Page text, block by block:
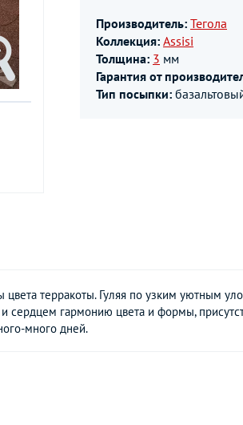
Производитель: Тегола
Коллекция: Assisi
Толщина: 3 мм
Гарантия от
Тип посыпки:
терракоты. Гуляя по узким уютным
сердцем гармонию цвета и формы,
много дней.